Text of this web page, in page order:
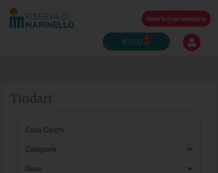
contenuto
Inserisci un annuncio
€0,00 0
Carrello
Tindari
Cosa Cerchi
Categorie
Dove